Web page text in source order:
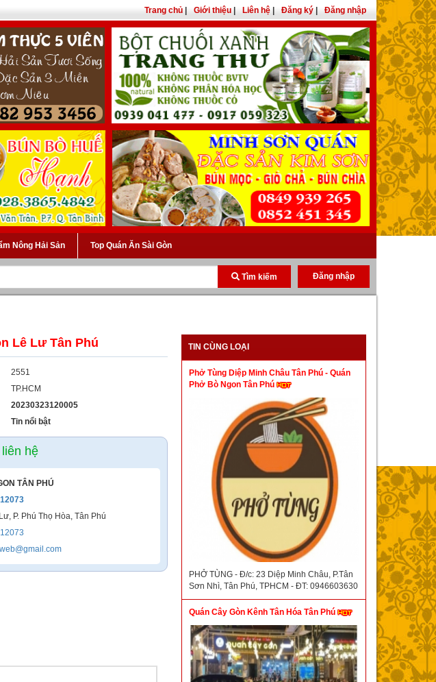
Trang chủ Giới thiệu Liên hệ Đăng ký Đăng nhập
Nông Hải Sản Top Quán Ăn Sài Gòn
Tìm kiếm Đăng nhập
Lê Lư Tân Phú
2551
TP.HCM
20230323120005
Tin nổi bật
hệ
TÂN PHÚ
P. Phú Thọ Hòa, Tân Phú
TIN CÙNG LOẠI
Phở Tùng Diệp Minh Châu Tân Phú - Quán
Phở Bò Ngon Tân Phú
PHỞ TÙNG - Đ/c: 23 Diệp Minh Châu, P.Tân
Sơn Nhì, Tân Phú, TPHCM - ĐT: 0946603630
Quán Cây Gòn Kênh Tân Hóa Tân Phú